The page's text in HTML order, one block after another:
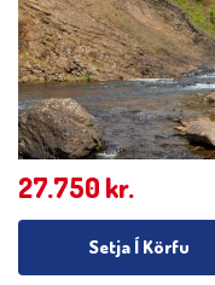
27.750 kr.
Setja Í Körfu